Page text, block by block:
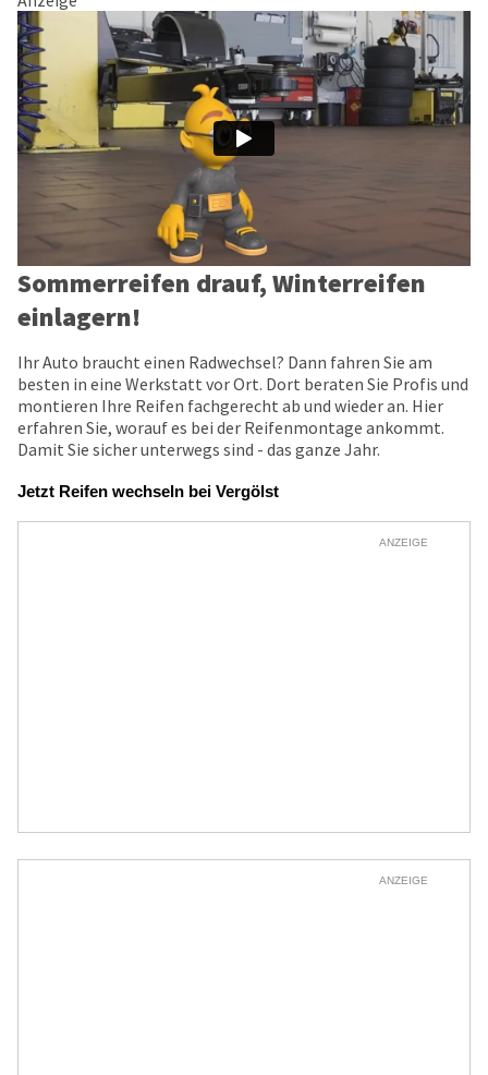
Sommerreifen drauf, Winterreifen
einlagern!
Ihr Auto braucht einen Radwechsel? Dann fahren Sie am
besten in eine Werkstatt vor Ort. Dort beraten Sie Profis und
montieren Ihre Reifen fachgerecht ab und wieder an. Hier
erfahren Sie, worauf es bei der Reifenmontage ankommt.
Damit Sie sicher unterwegs sind - das ganze Jahr.
Jetzt Reifen wechseln bei Vergölst
ANZEIGE
ANZEIGE